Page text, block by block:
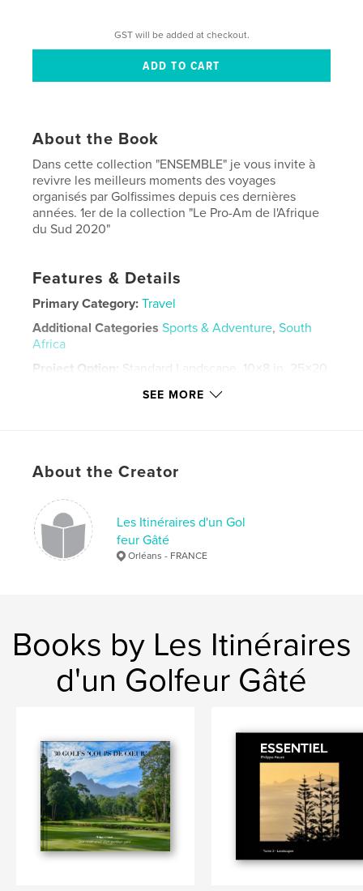
GST will be added at checkout.
About the Book
Dans cette collection "ENSEMBLE" je vous invite à
revivre les meilleurs moments des voyages
organisés par Golfissimes depuis ces dernières
années. 1er de la collection "Le Pro-Am de l'Afrique
du Sud 2020"
Features & Details
Primary Category: Travel
Additional Categories Sports & Adventure,South
Africa
Project Option: Standard Landscape, 10×8 in, 25×20
Publish Date:Mar 21, 2020
Keywords
pram ,
SEE MORE
About the Creator
Les Itinéraires d'un Gol
feur Gâté
Orléans - FRANCE
Books by Les Itinéraires
d'un Golfeur Gâté